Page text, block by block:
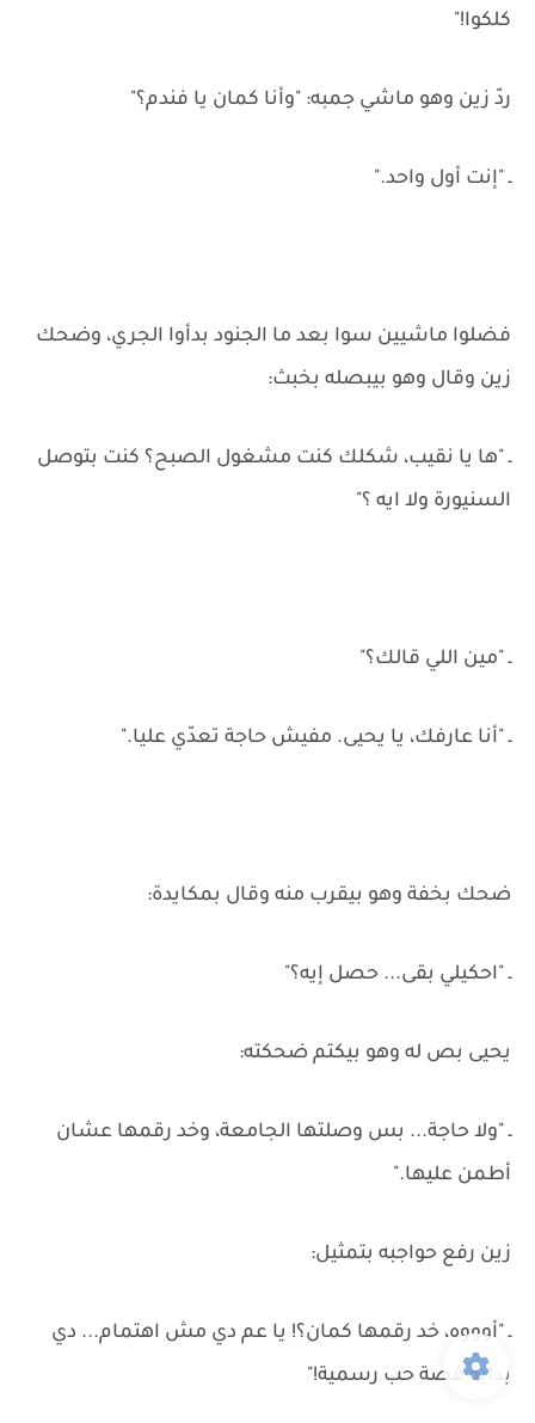
كلكوا!"
ردّ زين وهو ماشي جمبه: "وأنا كمان يا فندم؟"
ـ "إنت أول واحد."
فضلوا ماشيين سوا بعد ما الجنود بدأوا الجري، وضحك
زين وقال وهو بيبصله بخبث:
ـ "ها يا نقيب، شكلك كنت مشغول الصبح؟ كنت بتوصل
السنيورة ولا ايه ؟"
ـ "مين اللي قالك؟"
ـ "أنا عارفك، يا يحيى. مفيش حاجة تعدّي عليا."
ضحك بخفة وهو بيقرب منه وقال بمكايدة:
ـ "احكيلي بقى... حصل إيه؟"
يحيى بص له وهو بيكتم ضحكته:
ـ "ولا حاجة... بس وصلتها الجامعة، وخد رقمها عشان
أطمن عليها."
زين رفع حواجبه بتمثيل:
ـ "أوووه، خد رقمها كمان؟! يا عم دي مش اهتمام... دي
بداية قصة حب رسمية!"